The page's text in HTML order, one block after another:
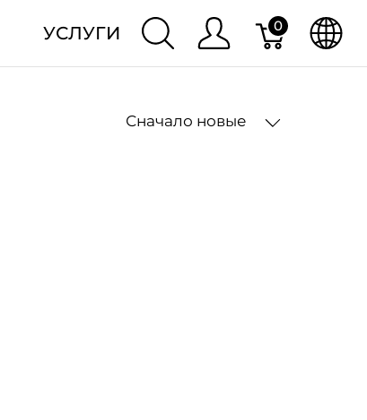
УСЛУГИ 0
Сначало новые